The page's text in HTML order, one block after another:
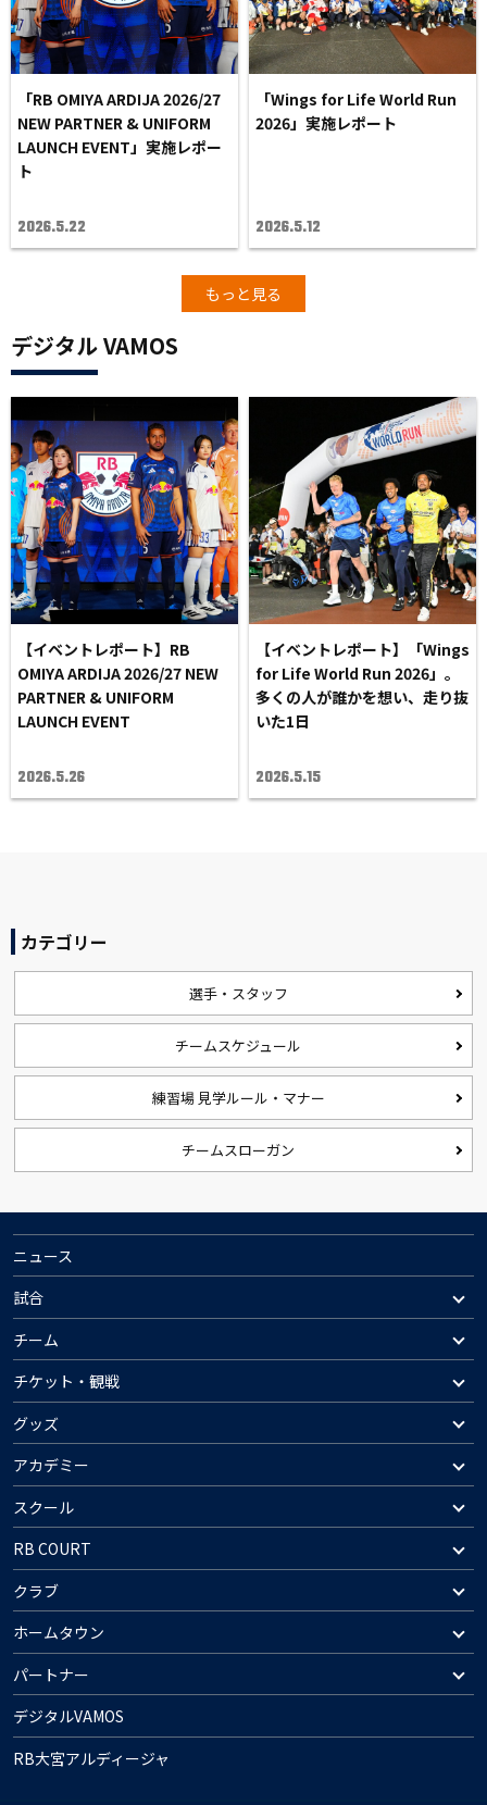
「RB OMIYA ARDIJA 2026/27
NEW PARTNER & UNIFORM
LAUNCH EVENT」実施レポー
ト
2026.5.22
「Wings for Life World Run
2026」実施レポート
2026.5.12
もっと見る
デジタル VAMOS
【イベントレポート】RB
OMIYA ARDIJA 2026/27 NEW
PARTNER & UNIFORM
LAUNCH EVENT
2026.5.26
【イベントレポート】「Wings
for Life World Run 2026」。
多くの人が誰かを想い、走り抜
いた1日
2026.5.15
カテゴリー
選手・スタッフ
チームスケジュール
練習場 見学ルール・マナー
チームスローガン
ニュース
試合
チーム
チケット・観戦
グッズ
アカデミー
スクール
RB COURT
クラブ
ホームタウン
パートナー
デジタルVAMOS
RB大宮アルディージャ